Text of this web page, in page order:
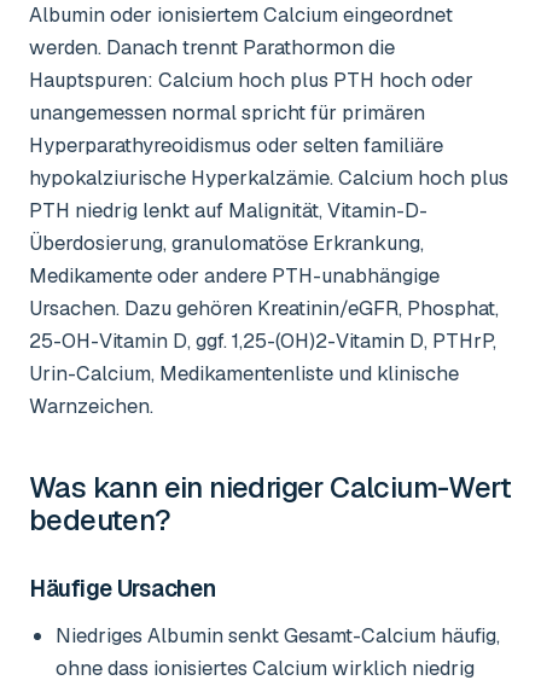
Albumin oder ionisiertem Calcium eingeordnet
werden. Danach trennt Parathormon die
Hauptspuren: Calcium hoch plus PTH hoch oder
unangemessen normal spricht für primären
Hyperparathyreoidismus oder selten familiäre
hypokalziurische Hyperkalzämie. Calcium hoch plus
PTH niedrig lenkt auf Malignität, Vitamin-D-
Überdosierung, granulomatöse Erkrankung,
Medikamente oder andere PTH-unabhängige
Ursachen. Dazu gehören Kreatinin/eGFR, Phosphat,
25-OH-Vitamin D, ggf. 1,25-(OH)2-Vitamin D, PTHrP,
Urin-Calcium, Medikamentenliste und klinische
Warnzeichen.
Was kann ein niedrigerCalcium-Wert
bedeuten?
Häufige Ursachen
Niedriges Albumin senkt Gesamt-Calcium häufig,
ohne dass ionisiertes Calcium wirklich niedrig